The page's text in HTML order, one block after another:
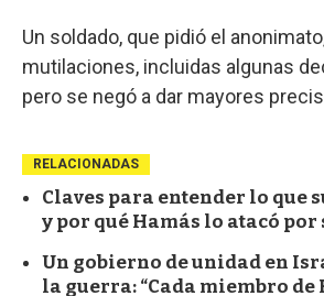
Un soldado, que pidió el
mutilaciones, incluidas algunas
pero se negó a dar mayores
RELACIONADAS
Claves para entender lo que
y por qué Hamás lo atacó
Un gobierno de unidad en
la guerra: “Cada miembro de